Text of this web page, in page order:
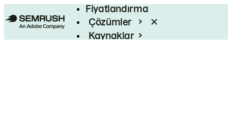
Fiyatlandırma
Çözümler
Kaynaklar